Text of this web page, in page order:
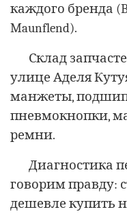
каждого бренда
Maunflend).
Склад
улице Аделя
манжеты,
пневмокнопки,
ремни.
Диагностика
говорим правду:
дешевле купить